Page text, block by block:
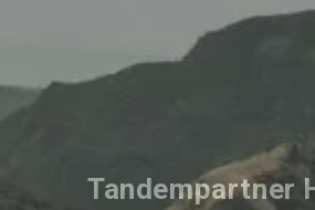
Tandempartner